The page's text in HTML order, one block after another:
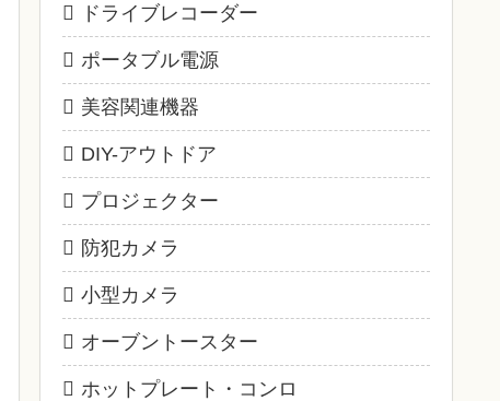
ドライブレコーダー
ポータブル電源
美容関連機器
DIY-アウトドア
プロジェクター
防犯カメラ
小型カメラ
オーブントースター
ホットプレート・コンロ